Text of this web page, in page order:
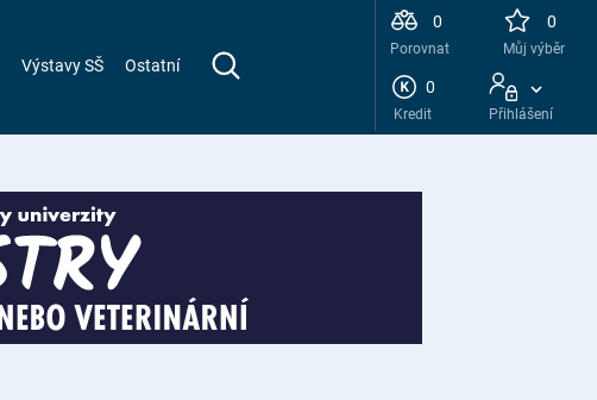
Výstavy SŠ Ostatní
0
Porovnat
0
Můj výběr
0
Kredit Přihlášení